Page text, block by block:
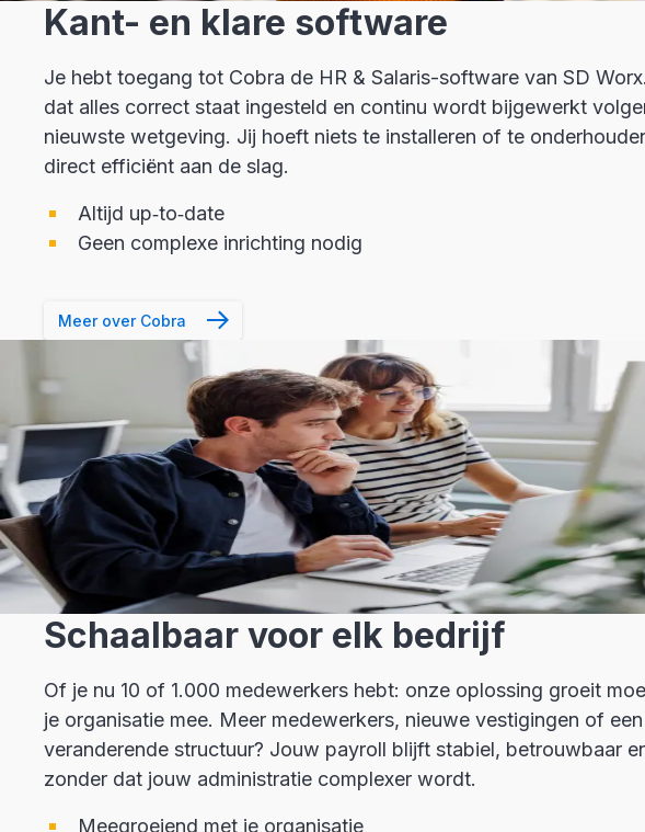
Kant- en klare software
Je hebt toegang tot Cobra de HR & Salaris-software van SD
dat alles correct staat ingesteld en continu wordt bijgewerkt
nieuwste wetgeving. Jij hoeft niets te installeren of te
direct efficiënt aan de slag.
Altijd up‑to‑date
Geen complexe inrichting nodig
Meer over Cobra
Schaalbaar voor elk bedrijf
Of je nu 10 of 1.000 medewerkers hebt: onze oplossing groeit
je organisatie mee. Meer medewerkers, nieuwe vestigingen of een
veranderende structuur? Jouw payroll blijft stabiel, betrouwbaar
zonder dat jouw administratie complexer wordt.
Meegroeiend met je organisatie